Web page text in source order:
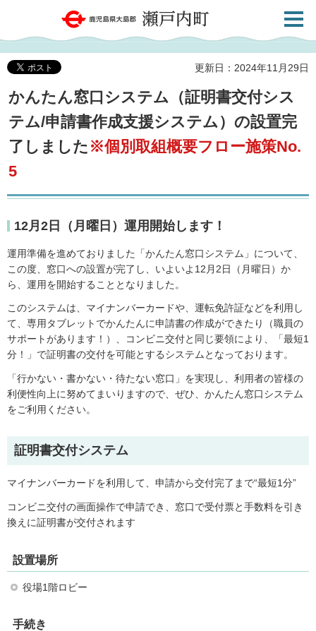
鹿児島県大島郡 瀬戸内町
共通メ
更新日：2024年11月29日
かんたん窓口システム（証明書交付シス
テム/申請書作成支援システム）の設置完
了しました ※個別取組概要フロー施策No.
5
12月2日（月曜日）運用開始します！
運用準備を進めておりました「かんたん窓口システム」について、
この度、窓口への設置が完了し、いよいよ12月2日（月曜日）か
ら、運用を開始することとなりました。
このシステムは、マイナンバーカードや、運転免許証などを利用し
て、専用タブレットでかんたんに申請書の作成ができたり（職員の
サポートがあります！）、コンビニ交付と同じ要領により、「最短1
分！」で証明書の交付を可能とするシステムとなっております。
「行かない・書かない・待たない窓口」を実現し、利用者の皆様の
利便性向上に努めてまいりますので、ぜひ、かんたん窓口システム
をご利用ください。
証明書交付システム
マイナンバーカードを利用して、申請から交付完了まで“最短1分”
コンビニ交付の画面操作で申請でき、窓口で受付票と手数料を引き
換えに証明書が交付されます
設置場所
役場1階ロビー
手続き